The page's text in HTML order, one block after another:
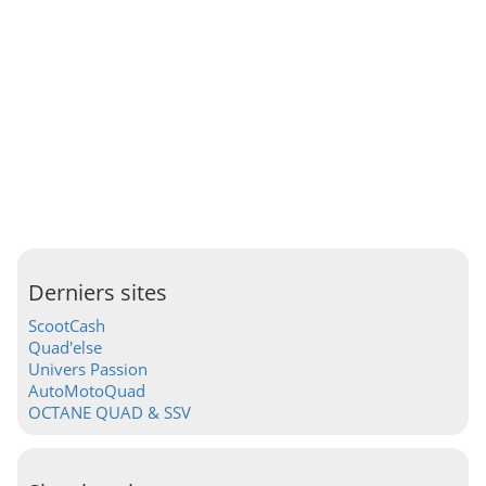
Derniers sites
ScootCash
Quad'else
Univers Passion
AutoMotoQuad
OCTANE QUAD & SSV